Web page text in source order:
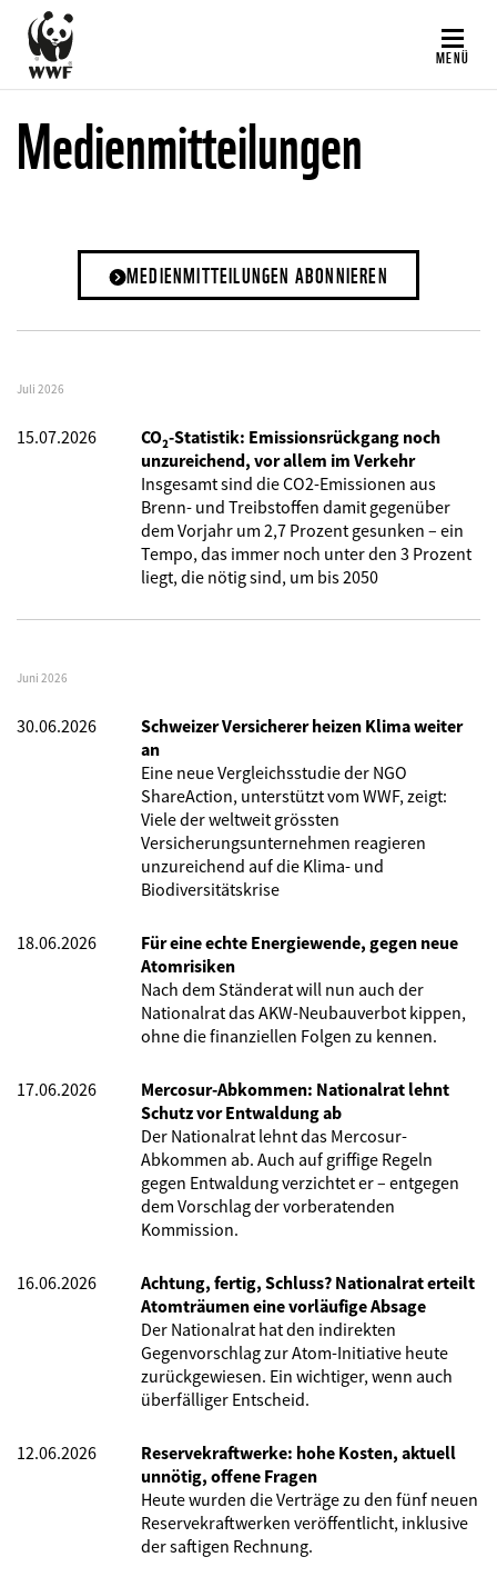
Direkt
zum
Inhalt
MENÜ
Medienmitteilungen
MEDIENMITTEILUNGEN ABONNIEREN
Juli 2026
15.07.2026
CO₂-Statistik: Emissionsrückgang noch
unzureichend, vor allem im Verkehr
Insgesamt sind die CO2-Emissionen aus
Brenn- und Treibstoffen damit gegenüber
dem Vorjahr um 2,7 Prozent gesunken – ein
Tempo, das immer noch unter den 3 Prozent
liegt, die nötig sind, um bis 2050
Juni 2026
30.06.2026
Schweizer Versicherer heizen Klima weiter
an
Eine neue Vergleichsstudie der NGO
ShareAction, unterstützt vom WWF, zeigt:
Viele der weltweit grössten
Versicherungsunternehmen reagieren
unzureichend auf die Klima- und
Biodiversitätskrise
18.06.2026
Für eine echte Energiewende, gegen neue
Atomrisiken
Nach dem Ständerat will nun auch der
Nationalrat das AKW-Neubauverbot kippen,
ohne die finanziellen Folgen zu kennen.
17.06.2026
Mercosur-Abkommen: Nationalrat lehnt
Schutz vor Entwaldung ab
Der Nationalrat lehnt das Mercosur-
Abkommen ab. Auch auf griffige Regeln
gegen Entwaldung verzichtet er – entgegen
dem Vorschlag der vorberatenden
Kommission.
16.06.2026
Achtung, fertig, Schluss? Nationalrat erteilt
Atomträumen eine vorläufige Absage
Der Nationalrat hat den indirekten
Gegenvorschlag zur Atom-Initiative heute
zurückgewiesen. Ein wichtiger, wenn auch
überfälliger Entscheid.
12.06.2026
Reservekraftwerke: hohe Kosten, aktuell
unnötig, offene Fragen
Heute wurden die Verträge zu den fünf neuen
Reservekraftwerken veröffentlicht, inklusive
der saftigen Rechnung.